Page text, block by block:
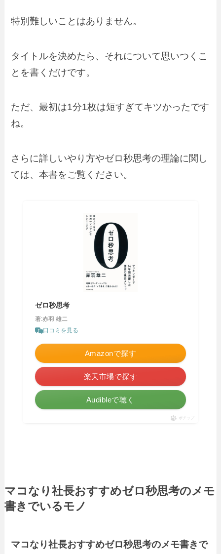
特別難しいことはありません。
タイトルを決めたら、それについて思いつくこ
とを書くだけです。
ただ、最初は1分1枚は短すぎてキツかったです
ね。
さらに詳しいやり方やゼロ秒思考の理論に関し
ては、本書をご覧ください。
ゼロ秒思考
著:赤羽 雄二
口コミを見る
Amazonで探す
楽天市場で探す
Audibleで聴く
ポチップ
マコなり社長おすすめゼロ秒思考のメモ
書きでいるモノ
マコなり社長おすすめゼロ秒思考のメモ書きで